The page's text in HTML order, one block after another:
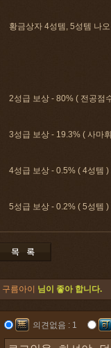
황금상자 4성템, 5성템 나
2성급 보상 - 80% ( 전공점
3성급 보상 - 19.3% ( 사마
4성급 보상 - 0.5% ( 4성템 )
5성급 보상 - 0.2% ( 5성템 )
구름아이 님이 좋아 합니다.
의견없음 : 1